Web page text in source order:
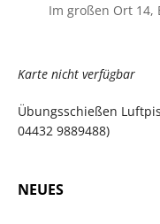
Im großen Ort 14,
Karte nicht verfügbar
Übungsschießen
04432 9889488)
NEUES